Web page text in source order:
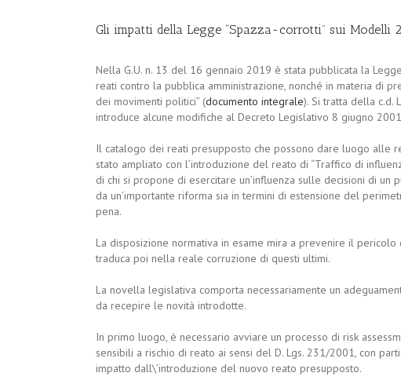
Gli impatti della Legge “Spazza-corrotti” sui Modelli
Nella G.U. n. 13 del 16 gennaio 2019 è stata pubblicata la
reati contro la pubblica amministrazione, nonché in materia di
dei movimenti politici” (documento integrale). Si tratta della c.d.
introduce alcune modifiche al Decreto Legislativo 8 giugno
Il catalogo dei reati presupposto che possono dare luogo alle
stato ampliato con l’introduzione del reato di “Traffico di
di chi si propone di esercitare un’influenza sulle decisioni di
da un’importante riforma sia in termini di estensione del
pena.
La disposizione normativa in esame mira a prevenire il
traduca poi nella reale corruzione di questi ultimi.
La novella legislativa comporta necessariamente un
da recepire le novità introdotte.
In primo luogo, è necessario avviare un processo di risk
sensibili a rischio di reato ai sensi del D. Lgs. 231/2001, con
impatto dall\’introduzione del nuovo reato presupposto.